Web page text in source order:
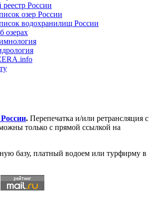
России
озер России
водохранилищ России
озерах
. Перепечатка и/или ретрансляция с
только с прямой ссылкой на
базу, платный водоем или турфирму в